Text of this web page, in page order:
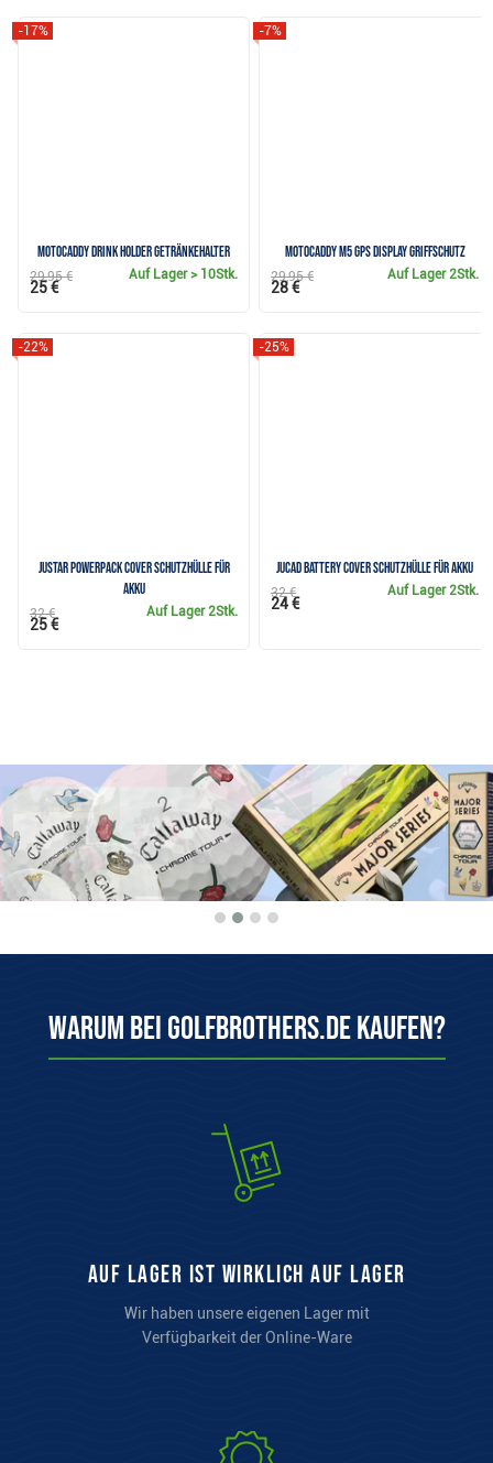
Motocaddy Drink Holder Getränkehalter
-17%
Auf Lager> 10Stk.
29,95 €
25 €
Motocaddy M5 GPS Display Griffschutz
-7%
Auf Lager 2Stk.
29,95 €
28 €
JuStar Powerpack Cover Schutzhülle für
Akku
-22%
Auf Lager2Stk.
32 €
25 €
JuCad Battery Cover Schutzhülle für Akku
-25%
Auf Lager2Stk.
32 €
24 €
Warum bei Golfbrothers.de kaufen?
auf Lager ist wirklich auf Lager
Wir haben unsere eigenen Lager mit
Verfügbarkeit der Online-Ware